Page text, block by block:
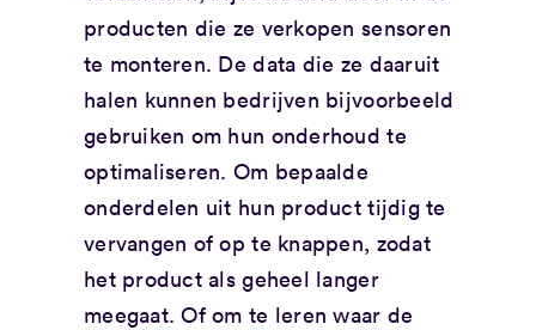
producten die ze verkopen sensoren
te monteren. De data die ze daaruit
halen kunnen bedrijven bijvoorbeeld
gebruiken om hun onderhoud te
optimaliseren. Om bepaalde
onderdelen uit hun product tijdig te
vervangen of op te knappen, zodat
het product als geheel langer
meegaat. Of om te leren waar de